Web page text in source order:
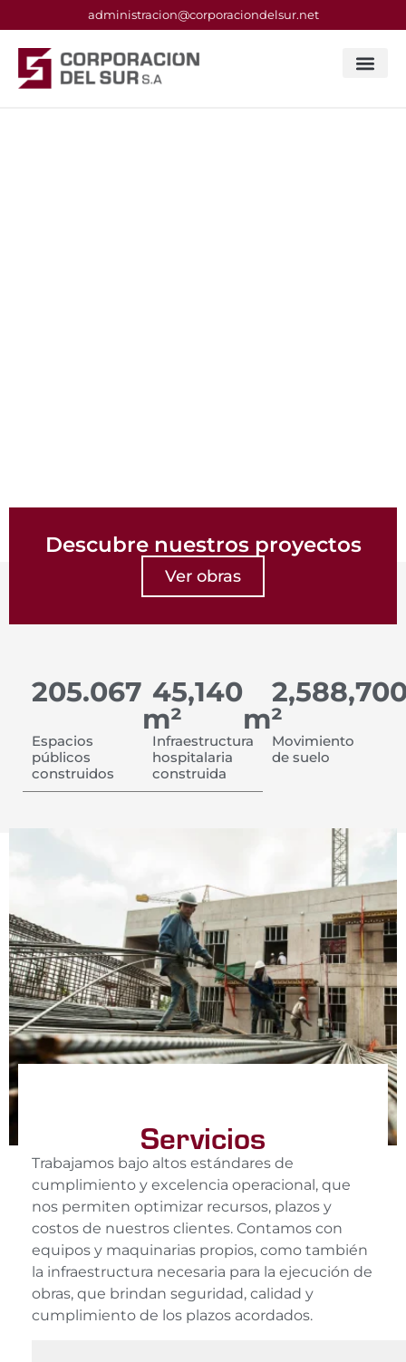
administracion@corporaciondelsur.net
Espacios
públicos
construidos
205.067
m²
Infraestructura
hospitalaria
construida​
45,140
m²
Movimiento
de suelo
Descubre nuestros proyectos
Ver obras
Servicios
Trabajamos bajo altos estándares de
cumplimiento y excelencia operacional, que
nos permiten optimizar recursos, plazos y
costos de nuestros clientes. Contamos con
equipos y maquinarias propios, como también
la infraestructura necesaria para la ejecución de
obras, que brindan seguridad, calidad y
cumplimiento de los plazos acordados.